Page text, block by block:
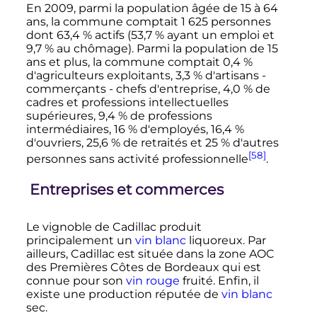
En 2009, parmi la population âgée de 15 à 64
ans, la commune comptait 1 625 personnes
dont 63,4 %actifs (53,7 %ayant un emploi et
9,7 %au chômage). Parmi la population de 15
ans et plus, la commune comptait 0,4 %
d'agriculteurs exploitants, 3,3 %d'artisans -
commerçants - chefs d'entreprise, 4,0 %de
cadres et professions intellectuelles
supérieures, 9,4 %de professions
intermédiaires, 16 %d'employés, 16,4 %
d'ouvriers, 25,6 %de retraités et 25 %d'autres
personnes sans activité professionnelle[58].
Entreprises et commerces
Le vignoble de Cadillac produit
principalement un vin blancliquoreux. Par
ailleurs, Cadillac est située dans la zone AOC
des Premières Côtes de Bordeaux qui est
connue pour son vin rouge fruité. Enfin, il
existe une production réputée de vin blanc
sec.